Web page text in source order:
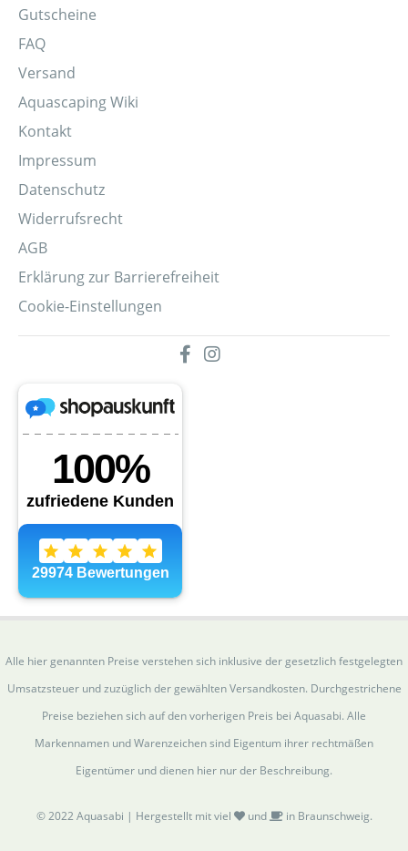
Gutscheine
FAQ
Versand
Aquascaping Wiki
Kontakt
Impressum
Datenschutz
Widerrufsrecht
AGB
Erklärung zur Barrierefreiheit
Cookie-Einstellungen
Alle hier genannten Preise verstehen sich inklusive der gesetzlich festgelegten
Umsatzsteuer und zuzüglich der gewählten Versandkosten. Durchgestrichene
Preise beziehen sich auf den vorherigen Preis bei Aquasabi. Alle
Markennamen und Warenzeichen sind Eigentum ihrer rechtmäßen
Eigentümer und dienen hier nur der Beschreibung.
© 2022 Aquasabi | Hergestellt mit viel und in Braunschweig.